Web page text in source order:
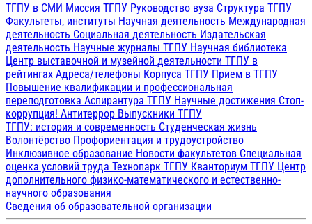
ТГПУ в СМИ Миссия ТГПУ Руководство вуза Структура ТГПУ
Факультеты, институты Научная деятельность Международная
деятельность Социальная деятельность Издательская
деятельность Научные журналы ТГПУ Научная библиотека
Центр выставочной и музейной деятельности ТГПУ в
рейтингах Адреса/телефоны Корпуса ТГПУ Прием в ТГПУ
Повышение квалификации и профессиональная
переподготовка Аспирантура ТГПУ Научные достижения Стоп-
коррупция! Антитеррор Выпускники ТГПУ
ТГПУ: история и современность Студенческая жизнь
Волонтёрство Профориентация и трудоустройство
Инклюзивное образование Новости факультетов Специальная
оценка условий труда Технопарк ТГПУ Кванториум ТГПУ Центр
дополнительного физико-математического и естественно-
научного образования
Сведения об образовательной организации